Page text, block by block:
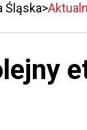
Śląska